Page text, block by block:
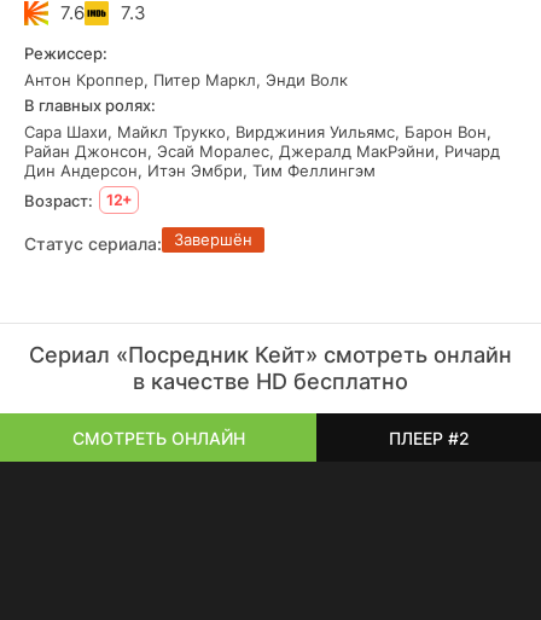
7.6 7.3
Режиссер:
Антон Кроппер, Питер Маркл, Энди Волк
В главных ролях:
Сара Шахи, Майкл Трукко, Вирджиния Уильямс, Барон Вон,
Райан Джонсон, Эсай Моралес, Джералд МакРэйни, Ричард
Дин Андерсон, Итэн Эмбри, Тим Феллингэм
Возраст:
12+
Статус сериала: Завершён
Сериал «Посредник Кейт» смотреть онлайн
в качестве HD бесплатно
СМОТРЕТЬ ОНЛАЙН ПЛЕЕР #2